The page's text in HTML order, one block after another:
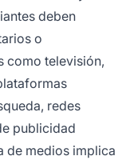
deben
o
como televisión,
redes
publicidad
de medios implica